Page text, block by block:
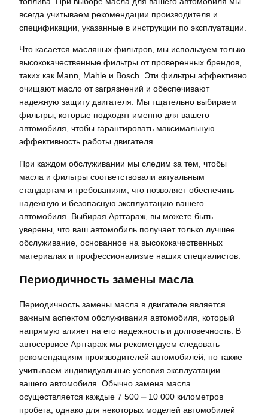
всегда учитываем рекомендации производителя и
спецификации, указанные в инструкции по эксплуатации.
Что касается масляных фильтров, мы используем только
высококачественные фильтры от проверенных брендов,
таких как Mann, Mahle и Bosch. Эти фильтры эффективно
очищают масло от загрязнений и обеспечивают
надежную защиту двигателя. Мы тщательно выбираем
фильтры, которые подходят именно для вашего
автомобиля, чтобы гарантировать максимальную
эффективность работы двигателя.
При каждом обслуживании мы следим за тем, чтобы
масла и фильтры соответствовали актуальным
стандартам и требованиям, что позволяет обеспечить
надежную и безопасную эксплуатацию вашего
автомобиля. Выбирая Артгараж, вы можете быть
уверены, что ваш автомобиль получает только лучшее
обслуживание, основанное на высококачественных
материалах и профессионализме наших специалистов.
Периодичность замены масла
Периодичность замены масла в двигателе является
важным аспектом обслуживания автомобиля, который
напрямую влияет на его надежность и долговечность. В
автосервисе Артгараж мы рекомендуем следовать
рекомендациям производителей автомобилей, но также
учитываем индивидуальные условия эксплуатации
вашего автомобиля. Обычно замена масла
осуществляется каждые 7 500 ⎼ 10 000 километров
пробега, однако для некоторых моделей автомобилей